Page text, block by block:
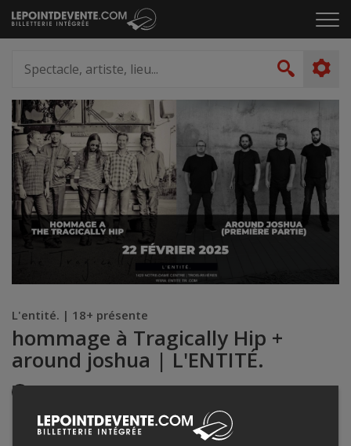
Passer
au
le
artiste,
lieu...
L'entité. | 18+ présente
hommage à Tragically Hip +
around joshua | L'ENTITÉ.
22 février 2025
20h00 – 23h00 / Entrée: 19h00